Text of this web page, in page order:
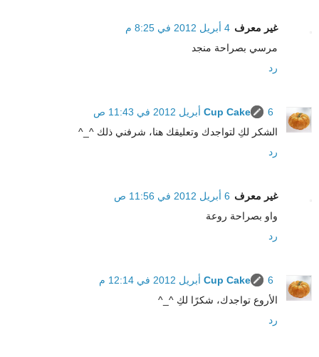
غير معرف 4 أبريل 2012 في 8:25 م
مرسي بصراحة منجد
رد
Cup Cake
6 أبريل 2012 في 11:43 ص
الشكر لكِ لتواجدك وتعليقك هنا، شرفني ذلك ^_^
رد
غير معرف 6 أبريل 2012 في 11:56 ص
واو بصراحة روعة
رد
Cup Cake
6 أبريل 2012 في 12:14 م
الأروع تواجدك، شكرًا لكِ ^_^
رد